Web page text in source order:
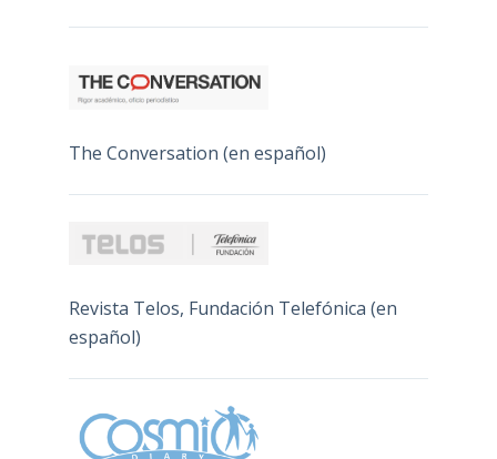
The Conversation (en español)
Revista Telos, Fundación Telefónica (en
español)